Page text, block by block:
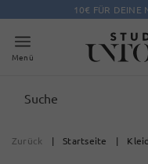
10€ FÜR DEINE
Menü
Zurück | Startseite |